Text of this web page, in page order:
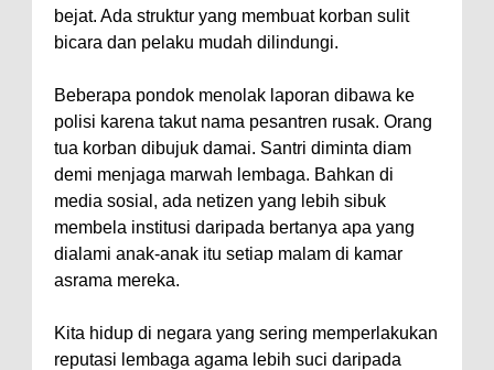
bejat. Ada struktur yang membuat korban sulit
bicara dan pelaku mudah dilindungi.
Beberapa pondok menolak laporan dibawa ke
polisi karena takut nama pesantren rusak. Orang
tua korban dibujuk damai. Santri diminta diam
demi menjaga marwah lembaga. Bahkan di
media sosial, ada netizen yang lebih sibuk
membela institusi daripada bertanya apa yang
dialami anak-anak itu setiap malam di kamar
asrama mereka.
Kita hidup di negara yang sering memperlakukan
reputasi lembaga agama lebih suci daripada